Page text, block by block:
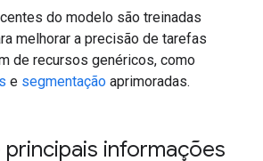
do modelo são treinadas
melhorar a precisão de tarefas
de recursos genéricos, como
e segmentação aprimoradas.
principais informações